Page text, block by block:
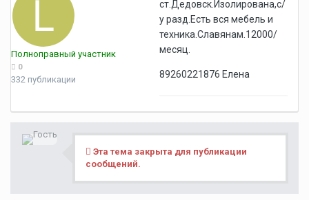
Полноправный участник
0
332 публикации
ст.Дедовск.Изолирована,с/
у разд.Есть вся мебель и
техника.Славянам.12000/
месяц.
89260221876 Елена
Эта тема закрыта для публикации
сообщений.